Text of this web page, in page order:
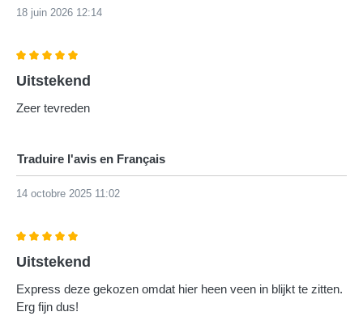
18 juin 2026 12:14
Évaluation avec une note de 5 sur 5 étoiles
Uitstekend
Zeer tevreden
Traduire l'avis en Français
14 octobre 2025 11:02
Évaluation avec une note de 5 sur 5 étoiles
Uitstekend
Express deze gekozen omdat hier heen veen in blijkt te zitten.
Erg fijn dus!